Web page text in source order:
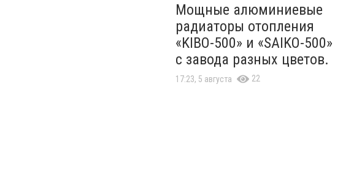
Мощные алюминиевые
радиаторы отопления
«KIBO-500» и «SAIKO-500»
с завода разных цветов.
17:23, 5 августа 22